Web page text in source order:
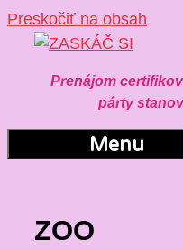
Preskočiť na obsah
Prenájom
párty
Menu
ZOO